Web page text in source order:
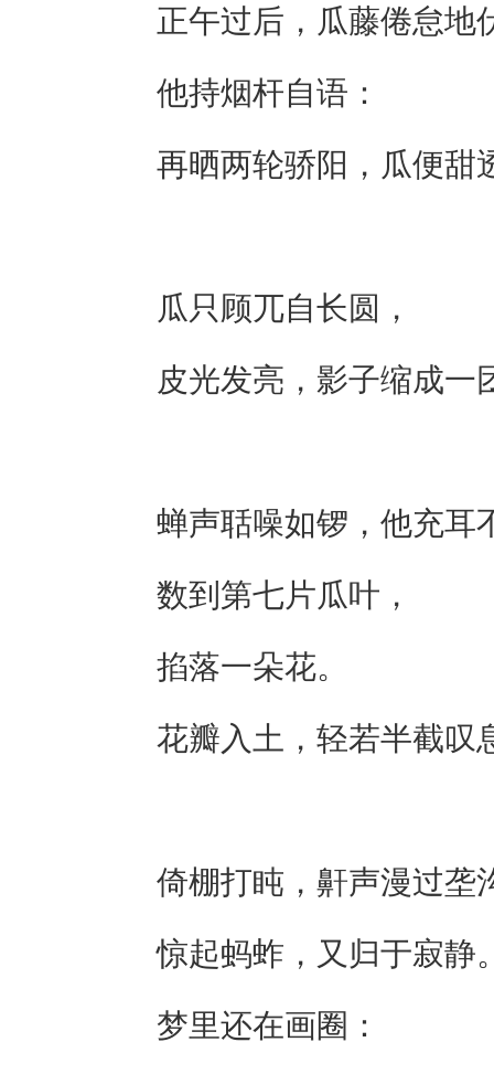
正午过后，瓜藤倦怠地
他持烟杆自语：
再晒两轮骄阳，瓜便甜
瓜只顾兀自长圆，
皮光发亮，影子缩成一
蝉声聒噪如锣，他充耳
数到第七片瓜叶，
掐落一朵花。
花瓣入土，轻若半截叹
倚棚打盹，鼾声漫过垄
惊起蚂蚱，又归于寂静
梦里还在画圈：